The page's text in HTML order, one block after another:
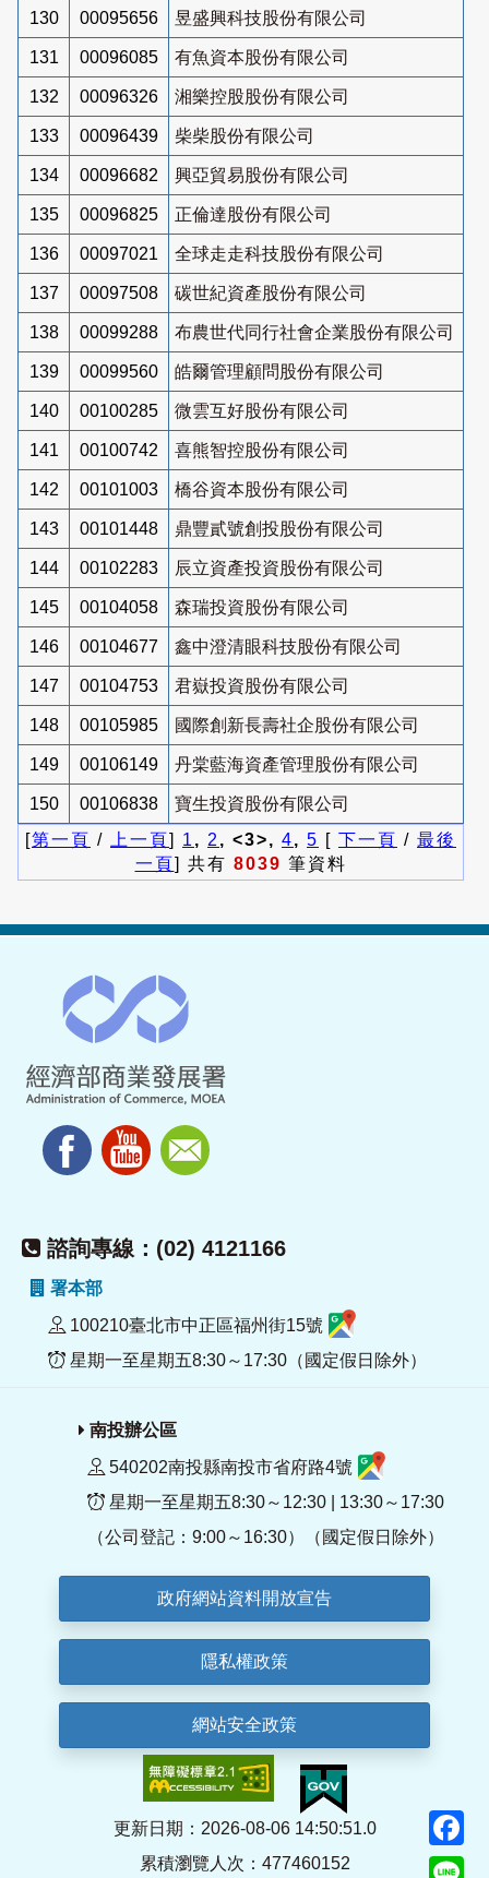
130 00095656 昱盛興科技股份有限公司
131 00096085 有魚資本股份有限公司
132 00096326 湘樂控股股份有限公司
133 00096439 柴柴股份有限公司
134 00096682 興亞貿易股份有限公司
135 00096825 正倫達股份有限公司
136 00097021 全球走走科技股份有限公司
137 00097508 碳世紀資產股份有限公司
138 00099288 布農世代同行社會企業股份有限公司
139 00099560 皓爾管理顧問股份有限公司
140 00100285 微雲互好股份有限公司
141 00100742 喜熊智控股份有限公司
142 00101003 橋谷資本股份有限公司
143 00101448 鼎豐貳號創投股份有限公司
144 00102283 辰立資產投資股份有限公司
145 00104058 森瑞投資股份有限公司
146 00104677 鑫中澄清眼科技股份有限公司
147 00104753 君嶽投資股份有限公司
148 00105985 國際創新長壽社企股份有限公司
149 00106149 丹棠藍海資產管理股份有限公司
150 00106838
寶生投資股份有限公司
[第一頁 / 上一頁] 1 , 2 , <3>, 4, 5 [ 下一頁 / 最後
一頁] 共有 8039 筆資料
諮詢專線：(02) 4121166
署本部
100210臺北市中正區福州街15號
星期一至星期五8:30～17:30（國定假日除外）
南投辦公區
540202南投縣南投市省府路4號
星期一至星期五8:30～12:30 | 13:30～17:30
（公司登記：9:00～16:30）（國定假日除外）
政府網站資料開放宣告
隱私權政策
網站安全政策
更新日期：2026-08-06 14:50:51.0
累積瀏覽人次：477460152